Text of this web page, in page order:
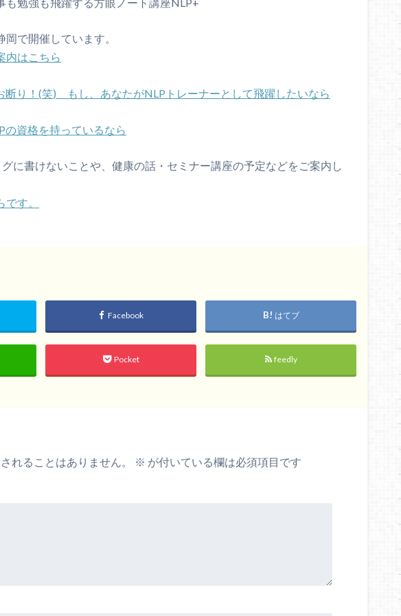
で開催しています。
内はこちら
り！ (笑) もし、あなたがNLP トレーナーとして飛躍したいなら
の資格を持っているなら
に書けないことや、健康の話・セミナー講座の予定などをご案内し
す。
Facebook はてブ
Pocket feedly
れることはありません。 ※ が付いている欄は必須項目です